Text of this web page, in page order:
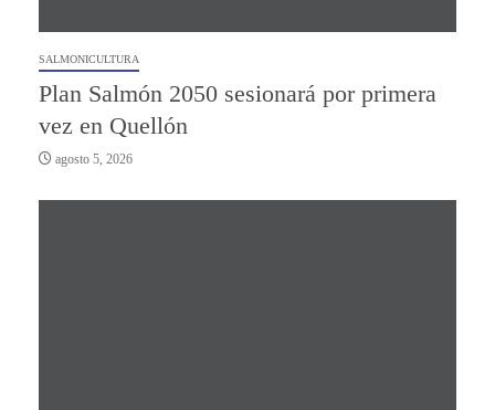
SALMONICULTURA
Plan Salmón 2050 sesionará por primera
vez en Quellón
agosto 5, 2026